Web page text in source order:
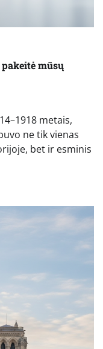
mūsų
metais,
ne tik vienas
bet ir esminis